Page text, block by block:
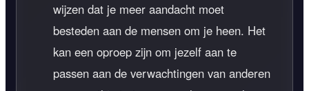
wijzen dat je meer aandacht moet
besteden aan de mensen om je heen. Het
kan een oproep zijn om jezelf aan te
passen aan de verwachtingen van anderen